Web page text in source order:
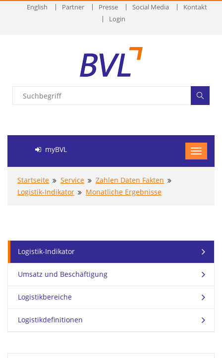
English Partner Presse Social Media
Kontakt
Login
myBVL
Startseite Service
Zahlen Daten Fakten
Logistik-Indikator
Monatliche Ergebnisse
Logistik-Indikator
Umsatz und Beschäftigung
Logistikbereiche
Logistikdefinitionen